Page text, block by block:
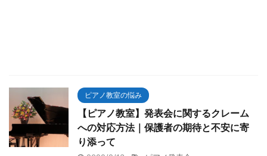
ピアノ教室の悩み
【ピアノ教室】発表会に関するクレーム
への対応方法｜保護者の期待と不安に寄
り添って